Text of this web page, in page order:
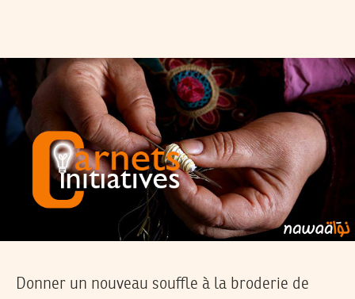
Donner un nouveau souffle à la broderie de